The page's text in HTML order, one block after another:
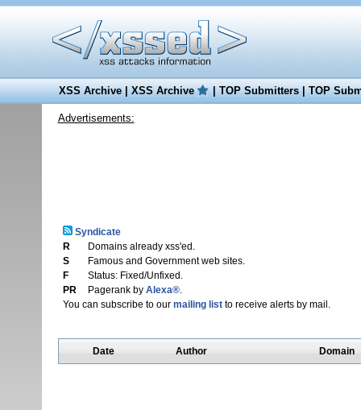
XSS Archive|XSS Archive |TOP Submitters|TOP
Advertisements:
Syndicate
R
Domains already xss'ed.
S
Famous and Government web sites.
F
Status: Fixed/Unfixed.
PR
Pagerank by Alexa®.
You can subscribe to our mailing listto receive alerts by mail.
Date Author Domain